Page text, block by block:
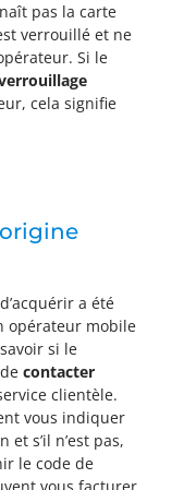
pas la carte
verrouillé et ne
Si le
cela signifie
a été
opérateur mobile
si le
contacter
clientèle.
vous indiquer
s’il n’est pas,
le code de